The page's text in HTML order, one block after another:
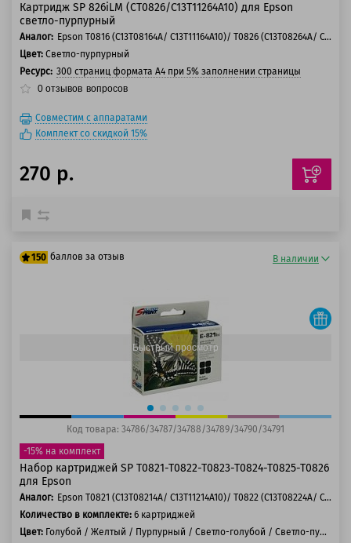
Картридж SP 826iLM (CT0826/C13T11264A10) для Epson
светло-пурпурный
Аналог:
Epson T0816 (C13T08164A/ C13T11164A10)/ T0826 (C13T08264A/ C13T11264A10)
Цвет: Светло-пурпурный
Ресурс: 300 страниц формата А4 при 5% заполнении страницы
0 отзывов вопросов
Совместим с аппаратами
Комплект со скидкой 15%
270 р.
150 баллов за отзыв В наличии
Быстрый просмотр
Код товара: 34786/34787/34788/34789/34790/34791
-15% на комплект
Набор картриджей SP T0821-T0822-T0823-T0824-T0825-T0826
для Epson
Аналог:
Epson T0821 (C13T08214A/ C13T11214A10)/ T0822 (C13T08224A/ C13T11224A10)/ T0823 (C13T08234A/ C13T11234A10)/ T0824 (C13T08244A/ C13T11244A10)/ T0825 (C13T08254A/ C13T11254A10)/ T0826 (C13T08264A/ C13T11264A10)
Количество в комплекте: 6 картриджей
Цвет: Голубой / Желтый / Пурпурный / Светло-голубой / Светло-пурпурный / Черный